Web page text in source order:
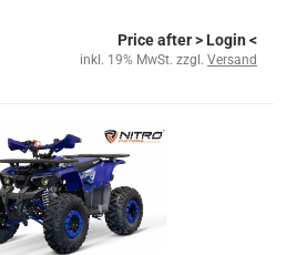
Price after> Login <
inkl. 19% MwSt. zzgl. Versand